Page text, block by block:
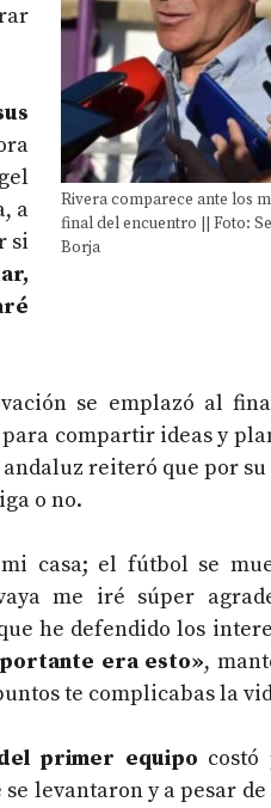
Rivera comparece ante los
final del encuentro || Foto:
Borja
a
si
se emplazó al
compartir ideas y
reiteró que por su
o no.
casa; el fútbol se
me iré súper
he defendido los
era esto»,
te complicabas la
primer equipo costó
levantaron y a pesar de